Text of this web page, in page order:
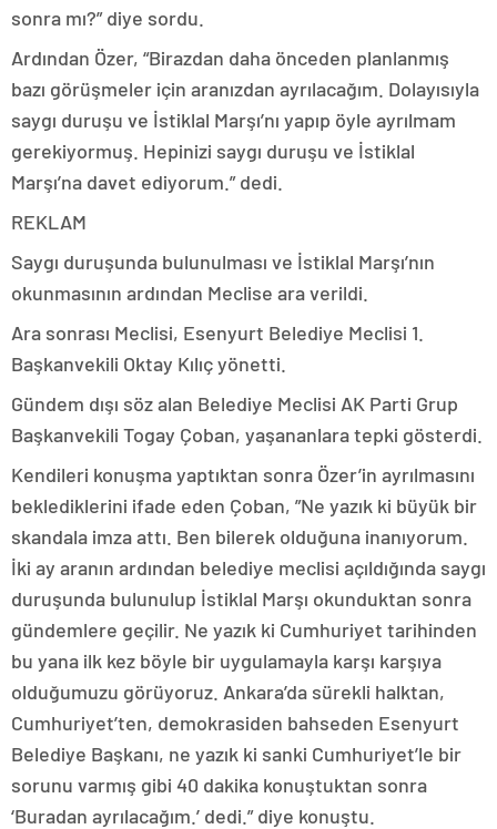
sonra mı?” diye sordu.
Ardından Özer, “Birazdan daha önceden planlanmış
bazı görüşmeler için aranızdan ayrılacağım. Dolayısıyla
saygı duruşu ve İstiklal Marşı’nı yapıp öyle ayrılmam
gerekiyormuş. Hepinizi saygı duruşu ve İstiklal
Marşı’na davet ediyorum.” dedi.
REKLAM
Saygı duruşunda bulunulması ve İstiklal Marşı’nın
okunmasının ardından Meclise ara verildi.
Ara sonrası Meclisi, Esenyurt Belediye Meclisi 1.
Başkanvekili Oktay Kılıç yönetti.
Gündem dışı söz alan Belediye Meclisi AK Parti Grup
Başkanvekili Togay Çoban, yaşananlara tepki gösterdi.
Kendileri konuşma yaptıktan sonra Özer’in ayrılmasını
beklediklerini ifade eden Çoban, ”Ne yazık ki büyük bir
skandala imza attı. Ben bilerek olduğuna inanıyorum.
İki ay aranın ardından belediye meclisi açıldığında saygı
duruşunda bulunulup İstiklal Marşı okunduktan sonra
gündemlere geçilir. Ne yazık ki Cumhuriyet tarihinden
bu yana ilk kez böyle bir uygulamayla karşı karşıya
olduğumuzu görüyoruz. Ankara’da sürekli halktan,
Cumhuriyet’ten, demokrasiden bahseden Esenyurt
Belediye Başkanı, ne yazık ki sanki Cumhuriyet’le bir
sorunu varmış gibi 40 dakika konuştuktan sonra
‘Buradan ayrılacağım.’ dedi.” diye konuştu.